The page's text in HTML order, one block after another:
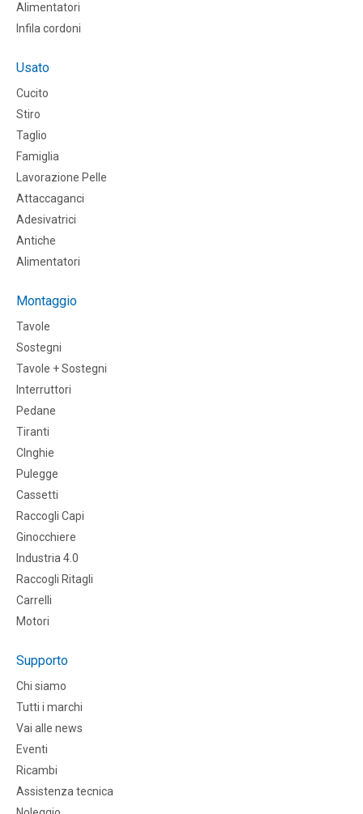
Alimentatori
Infila cordoni
Usato
Cucito
Stiro
Taglio
Famiglia
Lavorazione Pelle
Attaccaganci
Adesivatrici
Antiche
Alimentatori
Montaggio
Tavole
Sostegni
Tavole + Sostegni
Interruttori
Pedane
Tiranti
CInghie
Pulegge
Cassetti
Raccogli Capi
Ginocchiere
Industria 4.0
Raccogli Ritagli
Carrelli
Motori
Supporto
Chi siamo
Tutti i marchi
Vai alle news
Eventi
Ricambi
Assistenza tecnica